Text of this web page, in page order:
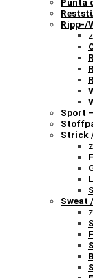
Ripp-/
Sport
Strick
Sweat